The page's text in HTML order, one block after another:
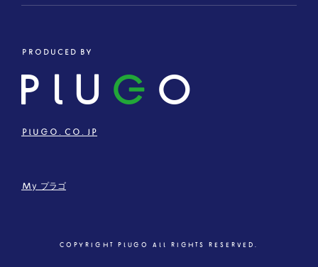
PRODUCED BY
PLU G O
PLUGO.CO.JP
My プラゴ
COPYRIGHT PLUGO ALL RIGHTS RESERVED.